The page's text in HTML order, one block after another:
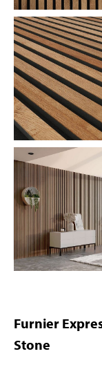
Furnier
Stone